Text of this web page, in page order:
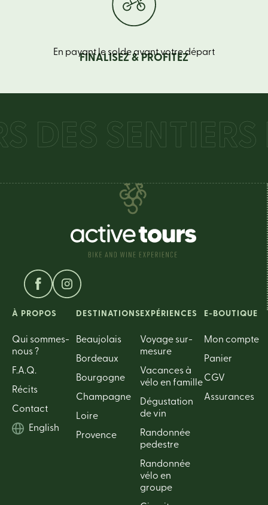
FINALISEZ & PROFITEZ
En payant le solde avant votre départ
SENTIERS
À PROPOS
Qui sommes-
nous ?
F.A.Q.
Récits
Contact
English
DESTINATIONS
Beaujolais
Bordeaux
Bourgogne
Champagne
Loire
Provence
EXPÉRIENCES
Voyage sur-
mesure
Vacances à
vélo en famille
Dégustation
de vin
Randonnée
pedestre
Randonnée
vélo en
groupe
E-BOUTIQUE
Mon compte
Panier
CGV
Assurances